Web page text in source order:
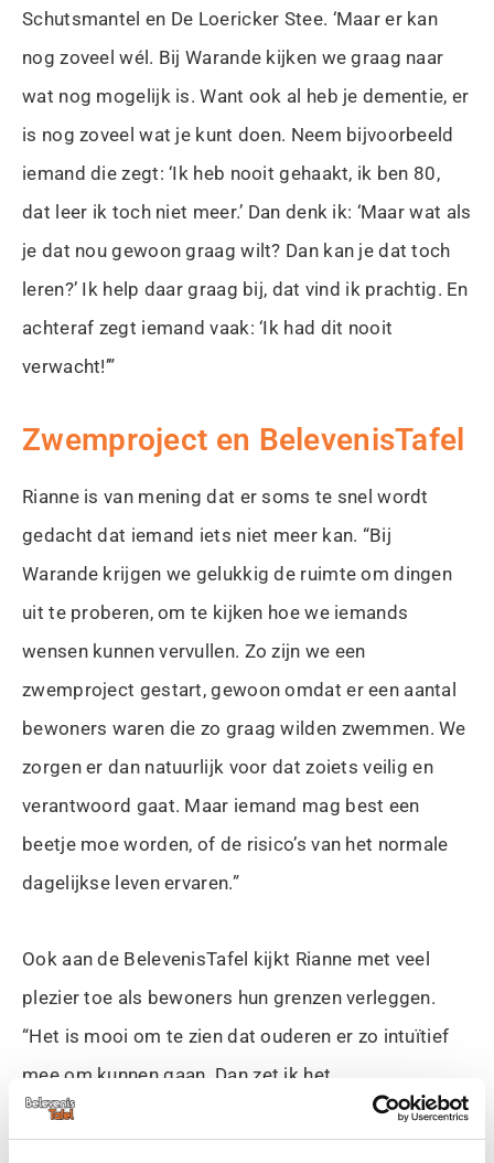
Schutsmantel en De Loericker Stee. ‘Maar er kan
nog zoveel wél. Bij Warande kijken we graag naar
wat nog mogelijk is. Want ook al heb je dementie, er
is nog zoveel wat je kunt doen. Neem bijvoorbeeld
iemand die zegt: ‘Ik heb nooit gehaakt, ik ben 80,
dat leer ik toch niet meer.’ Dan denk ik: ‘Maar wat als
je dat nou gewoon graag wilt? Dan kan je dat toch
leren?’ Ik help daar graag bij, dat vind ik prachtig. En
achteraf zegt iemand vaak: ‘Ik had dit nooit
verwacht!’”
Zwemproject en BelevenisTafel
Rianne is van mening dat er soms te snel wordt
gedacht dat iemand iets niet meer kan. “Bij
Warande krijgen we gelukkig de ruimte om dingen
uit te proberen, om te kijken hoe we iemands
wensen kunnen vervullen. Zo zijn we een
zwemproject gestart, gewoon omdat er een aantal
bewoners waren die zo graag wilden zwemmen. We
zorgen er dan natuurlijk voor dat zoiets veilig en
verantwoord gaat. Maar iemand mag best een
beetje moe worden, of de risico’s van het normale
dagelijkse leven ervaren.”
Ook aan de BelevenisTafel kijkt Rianne met veel
plezier toe als bewoners hun grenzen verleggen.
“Het is mooi om te zien dat ouderen er zo intuïtief
mee om kunnen gaan. Dan zet ik het
spreekwoordenspel op en dan hoef ik alleen maar